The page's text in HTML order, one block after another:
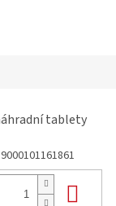
tablety
9000101161861